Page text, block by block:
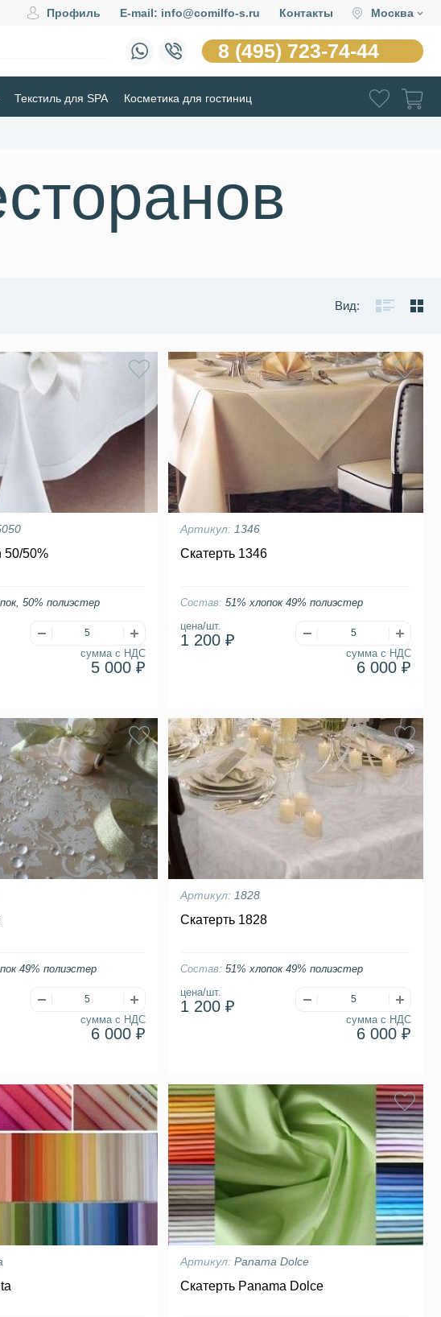
Профиль E-mail: info@comilfo-s.ru Контакты Москва
8 (495) 723-74-44
Текстиль для SPA Косметика для гостиниц
Вид:
50/50%
сумма с НДС
5 000 ₽
50% полиэстер
Артикул: 1346
Скатерть 1346
цена/шт.
1 200 ₽
сумма с НДС
6 000 ₽
Состав: 51% хлопок 49% полиэстер
сумма с НДС
6 000 ₽
49% полиэстер
Артикул: 1828
Скатерть 1828
цена/шт.
1 200 ₽
сумма с НДС
6 000 ₽
Состав: 51% хлопок 49% полиэстер
Артикул: Panama Dolce
Скатерть Panama Dolce